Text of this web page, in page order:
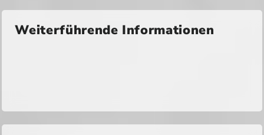
Weiterführende Informationen